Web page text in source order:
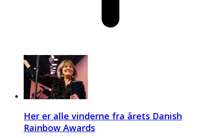
Her er alle vinderne fra årets Danish
Rainbow Awards